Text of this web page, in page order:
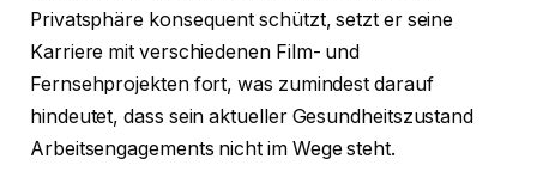
Privatsphäre konsequent schützt, setzt er seine
Karriere mit verschiedenen Film- und
Fernsehprojekten fort, was zumindest darauf
hindeutet, dass sein aktueller Gesundheitszustand
Arbeitsengagements nicht im Wege steht.